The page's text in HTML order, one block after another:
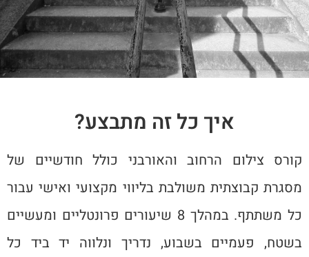
איך כל זה מתבצע?
קורס צילום הרחוב והאורבני כולל חודשיים של
מסגרת קבוצתית משולבת בליווי מקצועי ואישי עבור
כל משתתף. במהלך 8 שיעורים פרונטליים ומעשיים
בשטח, פעמיים בשבוע, נדריך ונלווה יד ביד כל